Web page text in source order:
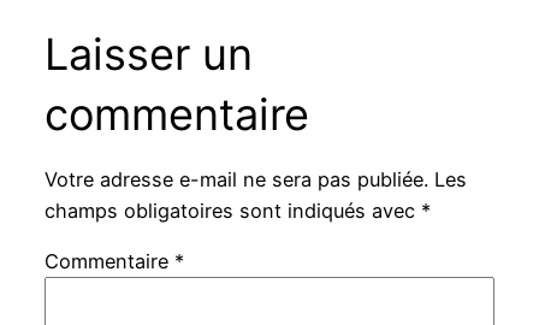
Laisser un
commentaire
Votre adresse e-mail ne sera pas publiée. Les
champs obligatoires sont indiqués avec *
Commentaire *